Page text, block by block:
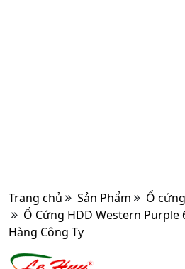
Trang chủ Sản Phẩm
Ổ
Ổ Cứng HDD Western Purple
Hàng Công Ty